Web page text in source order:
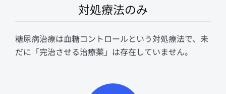
対処療法のみ
糖尿病治療は血糖コントロールという対処療法で、未
だに「完治させる治療薬」は存在していません。